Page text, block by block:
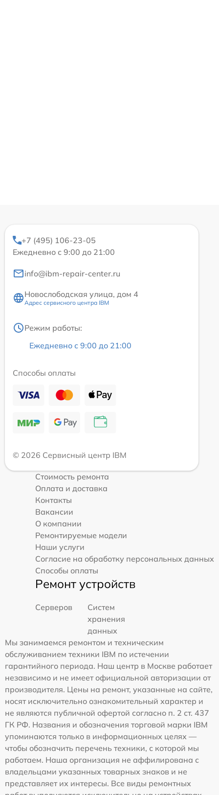
+7 (495) 106-23-05
Ежедневно с 9:00 до 21:00
info@ibm-repair-center.ru
Новослободская улица, дом 4
Адрес сервисного центра IBM
Режим работы:
Ежедневно с 9:00 до 21:00
Способы оплаты
© 2026 Сервисный центр IBM
Стоимость ремонта
Оплата и доставка
Контакты
Вакансии
О компании
Ремонтируемые модели
Наши услуги
Согласие на обработку персональных данных
Способы оплаты
Ремонт устройств
Серверов
Систем
хранения
данных
Мы занимаемся ремонтом и техническим
обслуживанием техники IBM по истечении
гарантийного периода. Наш центр в Москве работает
независимо и не имеет официальной авторизации от
производителя. Цены на ремонт, указанные на сайте,
носят исключительно ознакомительный характер и
не являются публичной офертой согласно п. 2 ст. 437
ГК РФ. Названия и обозначения торговой марки IBM
упоминаются только в информационных целях —
чтобы обозначить перечень техники, с которой мы
работаем. Наша организация не аффилирована с
владельцами указанных товарных знаков и не
представляет их интересы. Все виды ремонтных